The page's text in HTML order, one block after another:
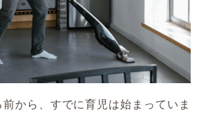
から、すでに育児は始まっていま